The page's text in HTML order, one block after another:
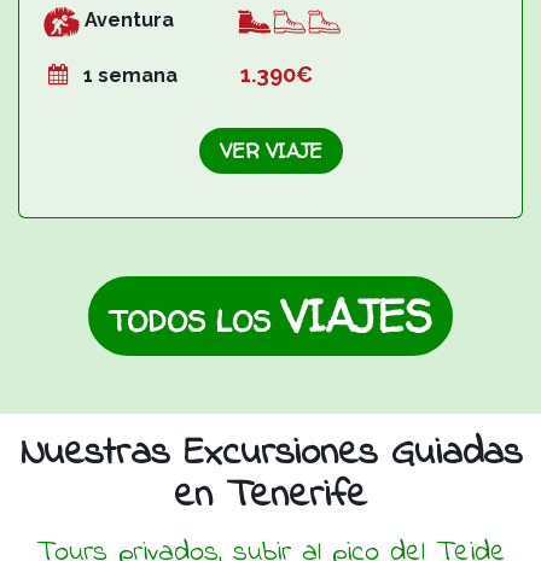
Aventura
1 semana 1.390€
VER VIAJE
TODOS LOS VIAJES
Nuestras Excursiones Guiadas
en Tenerife